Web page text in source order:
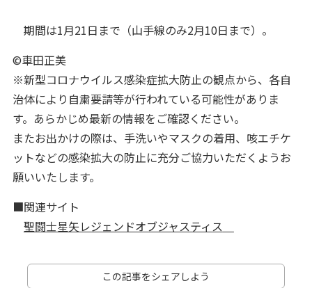
期間は1月21日まで（山手線のみ2月10日まで）。
©車田正美
※新型コロナウイルス感染症拡大防止の観点から、各自
治体により自粛要請等が行われている可能性がありま
す。あらかじめ最新の情報をご確認ください。
またお出かけの際は、手洗いやマスクの着用、咳エチケ
ットなどの感染拡大の防止に充分ご協力いただくようお
願いいたします。
■関連サイト
聖闘士星矢レジェンドオブジャスティス
この記事をシェアしよう